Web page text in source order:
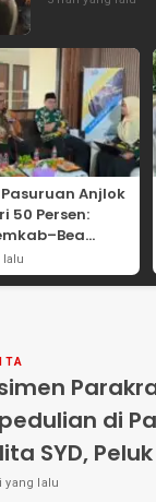
Pasuruan Anjlok
50 Persen:
Perang
Peredaran
lalu
di
SYD,
yang lalu